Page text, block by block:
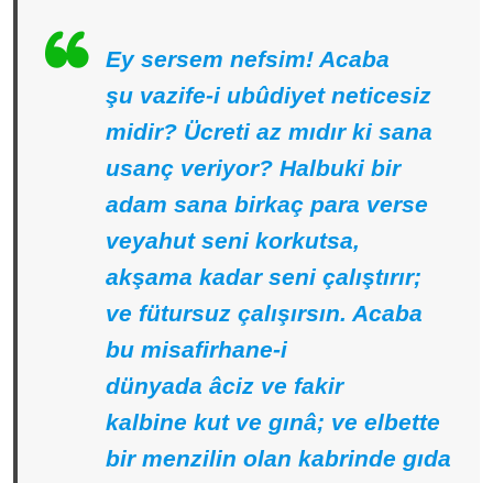
Ey sersem nefsim! Acaba
şu vazife-i ubûdiyet neticesiz
midir? Ücreti az mıdır ki sana
usanç veriyor? Halbuki bir
adam sana birkaç para verse
veyahut seni korkutsa,
akşama kadar seni çalıştırır;
ve fütursuz çalışırsın. Acaba
bu misafirhane-i
dünyada âciz ve fakir
kalbine kut ve gınâ; ve elbette
bir menzilin olan kabrinde gıda